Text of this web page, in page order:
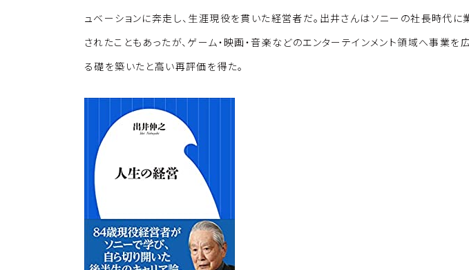
k o
k
ュベーションに奔走し、生涯現役を貫いた経営者だ。出井さんはソニーの社長時代
されたこともあったが、ゲーム・映画・音楽などのエンターテインメント領域へ事業を
る礎を築いたと高い再評価を得た。